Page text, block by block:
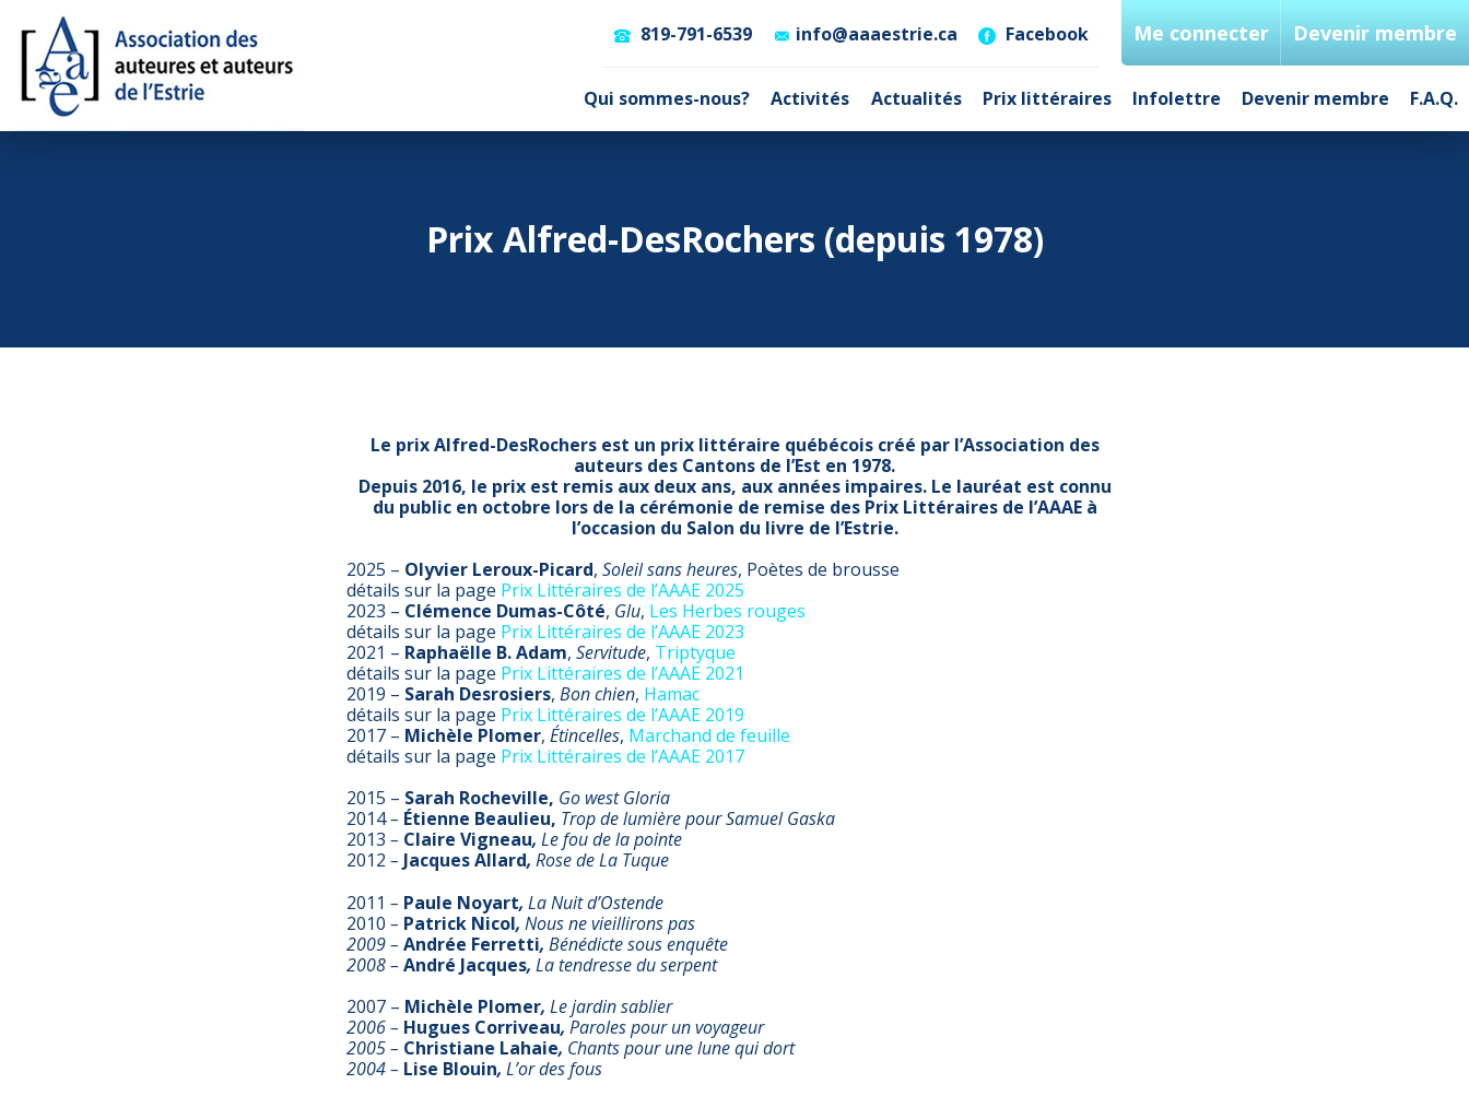
Qui sommes-nous? Activités Actualités Prix littéraires Infolettre Devenir membre F.A.Q.
819-791-6539 info@aaaestrie.ca Facebook Me connecter Devenir membre
Prix Alfred-DesRochers (depuis 1978)
Le prix Alfred-DesRochers est un prix littéraire québécois créé par l’Association des
auteurs des Cantons de l’Est en 1978.
Depuis 2016, le prix est remis aux deux ans, aux années impaires. Le lauréat est connu
du public en octobre lors de la cérémonie de remise des Prix Littéraires de l’AAAE à
l’occasion du Salon du livre de l’Estrie.
2025 – Olyvier Leroux-Picard, Soleil sans heures, Poètes de brousse
détails sur la page Prix Littéraires de l’AAAE 2025
2023 – Clémence Dumas-Côté, Glu, Les Herbes rouges
détails sur la page Prix Littéraires de l’AAAE 2023
2021 – Raphaëlle B. Adam, Servitude, Triptyque
détails sur la page Prix Littéraires de l’AAAE 2021
2019 – Sarah Desrosiers, Bon chien, Hamac
détails sur la page Prix Littéraires de l’AAAE 2019
2017 – Michèle Plomer, Étincelles, Marchand de feuille
détails sur la page Prix Littéraires de l’AAAE 2017
2015 – Sarah Rocheville, Go west Gloria
2014– Étienne Beaulieu, Trop de lumière pour Samuel Gaska
2013 – Claire Vigneau, Le fou de la pointe
2012 – Jacques Allard, Rose de La Tuque
2011 – Paule Noyart, La Nuit d’Ostende
2010 – Patrick Nicol, Nous ne vieillirons pas
2009 – Andrée Ferretti, Bénédicte sous enquête
2008 – André Jacques, La tendresse du serpent
2007 – Michèle Plomer, Le jardin sablier
2006 – Hugues Corriveau, Paroles pour un voyageur
2005 – Christiane Lahaie, Chants pour une lune qui dort
2004 – Lise Blouin, L’or des fous